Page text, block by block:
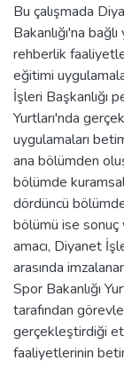
Bu çalışmada
Bakanlığı'na
rehberlik
eğitimi
İşleri Başkanlığı
Yurtları'nda
uygulamaları
ana bölümden
bölümde
dördüncü
bölümü ise sonuç
amacı, Diyanet
arasında
Spor Bakanlığı
tarafından
gerçekleştirdiği
faaliyetlerinin